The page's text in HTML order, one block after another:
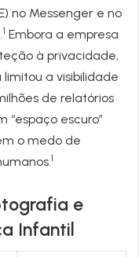
no Messenger e no
1 Embora a empresa
à privacidade,
a visibilidade
de relatórios
“espaço escuro”
o medo de
1
e
Infantil